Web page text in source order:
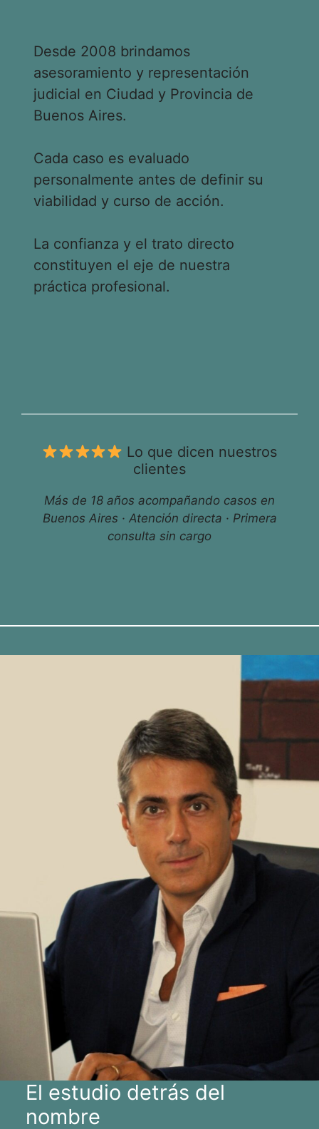
Desde 2008 brindamos
asesoramiento y representación
judicial en Ciudad y Provincia de
Buenos Aires.
Cada caso es evaluado
personalmente antes de definir su
viabilidad y curso de acción.
La confianza y el trato directo
constituyen el eje de nuestra
práctica profesional.
Lo que dicen nuestros
clientes
Más de 18 años acompañando casos en
Buenos Aires · Atención directa · Primera
consulta sin cargo
El estudio detrás del
nombre